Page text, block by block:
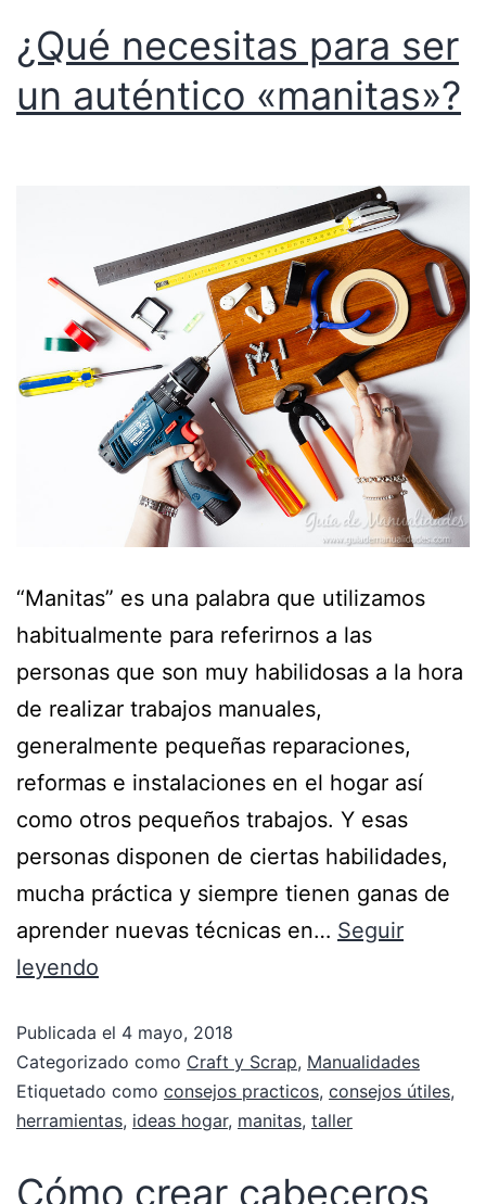
¿Qué necesitas para ser
un auténtico «manitas»?
“Manitas” es una palabra que utilizamos
habitualmente para referirnos a las
personas que son muy habilidosas a la hora
de realizar trabajos manuales,
generalmente pequeñas reparaciones,
reformas e instalaciones en el hogar así
como otros pequeños trabajos. Y esas
personas disponen de ciertas habilidades,
mucha práctica y siempre tienen ganas de
aprender nuevas técnicas en… Seguir
leyendo
Publicada el 4 mayo, 2018
Categorizado como Craft y Scrap, Manualidades
Etiquetado como consejos practicos, consejos útiles,
herramientas, ideas hogar, manitas, taller
Cómo crear cabeceros